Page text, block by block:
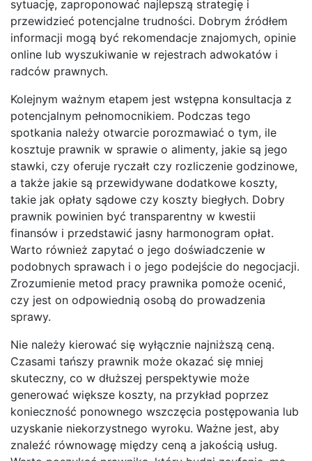
sytuację, zaproponować najlepszą strategię i
przewidzieć potencjalne trudności. Dobrym źródłem
informacji mogą być rekomendacje znajomych, opinie
online lub wyszukiwanie w rejestrach adwokatów i
radców prawnych.
Kolejnym ważnym etapem jest wstępna konsultacja z
potencjalnym pełnomocnikiem. Podczas tego
spotkania należy otwarcie porozmawiać o tym, ile
kosztuje prawnik w sprawie o alimenty, jakie są jego
stawki, czy oferuje ryczałt czy rozliczenie godzinowe,
a także jakie są przewidywane dodatkowe koszty,
takie jak opłaty sądowe czy koszty biegłych. Dobry
prawnik powinien być transparentny w kwestii
finansów i przedstawić jasny harmonogram opłat.
Warto również zapytać o jego doświadczenie w
podobnych sprawach i o jego podejście do negocjacji.
Zrozumienie metod pracy prawnika pomoże ocenić,
czy jest on odpowiednią osobą do prowadzenia
sprawy.
Nie należy kierować się wyłącznie najniższą ceną.
Czasami tańszy prawnik może okazać się mniej
skuteczny, co w dłuższej perspektywie może
generować większe koszty, na przykład poprzez
konieczność ponownego wszczęcia postępowania lub
uzyskanie niekorzystnego wyroku. Ważne jest, aby
znaleźć równowagę między ceną a jakością usług.